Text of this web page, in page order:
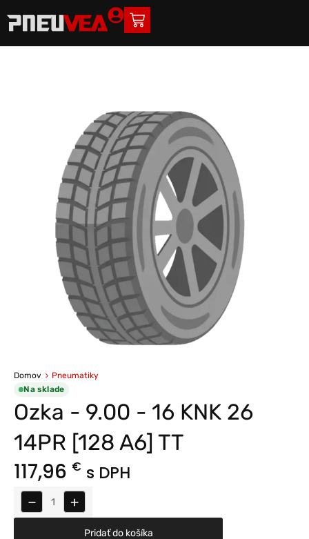
Domov
Pneumatiky
Na sklade
Ozka - 9.00 - 16 KNK 26
14PR [128 A6] TT
117,96 € s DPH
− +
Pridať do košíka